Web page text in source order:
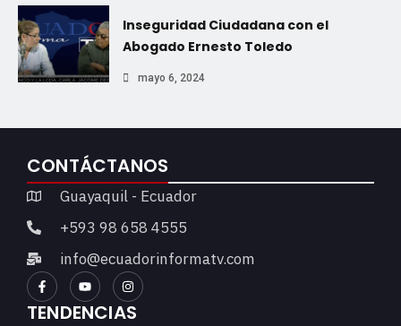
Inseguridad Ciudadana con el
Abogado Ernesto Toledo
mayo 6, 2024
CONTÁCTANOS
Guayaquil - Ecuador
+593 98 658 4555
info@ecuadorinformatv.com
TENDENCIAS